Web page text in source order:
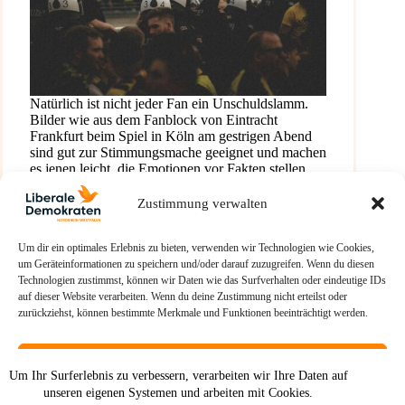
Zustimmung verwalten
Um dir ein optimales Erlebnis zu bieten, verwenden wir Technologien wie Cookies,
um Geräteinformationen zu speichern und/oder darauf zuzugreifen. Wenn du diesen
Technologien zustimmst, können wir Daten wie das Surfverhalten oder eindeutige IDs
auf dieser Website verarbeiten. Wenn du deine Zustimmung nicht erteilst oder
zurückziehst, können bestimmte Merkmale und Funktionen beeinträchtigt werden.
Um Ihr Surferlebnis zu verbessern, verarbeiten wir Ihre Daten auf
unseren eigenen Systemen und arbeiten mit Cookies.
Natürlich ist nicht jeder Fan ein Unschuldslamm.
Bilder wie aus dem Fanblock von Eintracht
Frankfurt beim Spiel in Köln am gestrigen Abend
sind gut zur Stimmungsmache geeignet und machen
es jenen leicht, die Emotionen vor Fakten stellen
und eine immer…
Ulrich Wissing
23. November 2025